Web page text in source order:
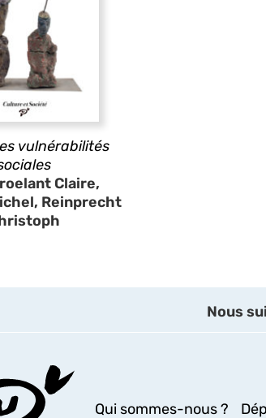
vulnérabilités
Claire,
Reinprecht
Nous
Qui sommes-nous ?